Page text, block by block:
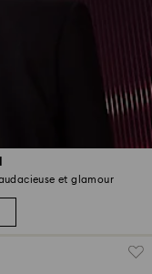
et glamour